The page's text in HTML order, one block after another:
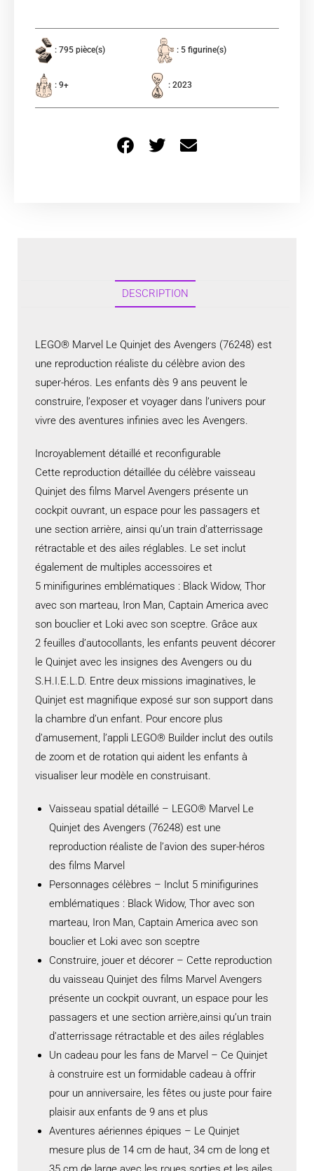
: 795 pièce(s) : 5 figurine(s)
: 9+ : 2023
DESCRIPTION
LEGO® Marvel Le Quinjet des Avengers (76248) est
une reproduction réaliste du célèbre avion des
super-héros. Les enfants dès 9 ans peuvent le
construire, l’exposer et voyager dans l’univers pour
vivre des aventures infinies avec les Avengers.
Incroyablement détaillé et reconfigurable
Cette reproduction détaillée du célèbre vaisseau
Quinjet des films Marvel Avengers présente un
cockpit ouvrant, un espace pour les passagers et
une section arrière, ainsi qu’un train d’atterrissage
rétractable et des ailes réglables. Le set inclut
également de multiples accessoires et
5 minifigurines emblématiques : Black Widow, Thor
avec son marteau, Iron Man, Captain America avec
son bouclier et Loki avec son sceptre. Grâce aux
2 feuilles d’autocollants, les enfants peuvent décorer
le Quinjet avec les insignes des Avengers ou du
S.H.I.E.L.D. Entre deux missions imaginatives, le
Quinjet est magnifique exposé sur son support dans
la chambre d’un enfant. Pour encore plus
d’amusement, l’appli LEGO® Builder inclut des outils
de zoom et de rotation qui aident les enfants à
visualiser leur modèle en construisant.
Vaisseau spatial détaillé – LEGO® Marvel Le
Quinjet des Avengers (76248) est une
reproduction réaliste de l’avion des super-héros
des films Marvel
Personnages célèbres – Inclut 5 minifigurines
emblématiques : Black Widow, Thor avec son
marteau, Iron Man, Captain America avec son
bouclier et Loki avec son sceptre
Construire, jouer et décorer – Cette reproduction
du vaisseau Quinjet des films Marvel Avengers
présente un cockpit ouvrant, un espace pour les
passagers et une section arrière,ainsi qu’un train
d’atterrissage rétractable et des ailes réglables
Un cadeau pour les fans de Marvel – Ce Quinjet
à construire est un formidable cadeau à offrir
pour un anniversaire, les fêtes ou juste pour faire
plaisir aux enfants de 9 ans et plus
Aventures aériennes épiques – Le Quinjet
mesure plus de 14 cm de haut, 34 cm de long et